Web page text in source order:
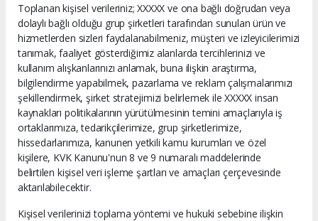
Toplanan kişisel verileriniz; XXXXX ve ona bağlı doğrudan veya
dolaylı bağlı olduğu grup şirketleri tarafından sunulan ürün ve
hizmetlerden sizleri faydalanabilmeniz, müşteri ve izleyicilerimizi
tanımak, faaliyet gösterdiğimiz alanlarda tercihlerinizi ve
kullanım alışkanlarınızı anlamak, buna ilişkin araştırma,
bilgilendirme yapabilmek, pazarlama ve reklam çalışmalarımızı
şekillendirmek, şirket stratejimizi belirlemek ile XXXXX insan
kaynakları politikalarının yürütülmesinin temini amaçlarıyla iş
ortaklarımıza, tedarikçilerimize, grup şirketlerimize,
hissedarlarımıza, kanunen yetkili kamu kurumları ve özel
kişilere, KVK Kanunu'nun 8 ve 9 numaralı maddelerinde
belirtilen kişisel veri işleme şartları ve amaçları çerçevesinde
aktarılabilecektir.
Kişisel verilerinizi toplama yöntemi ve hukuki sebebine ilişkin